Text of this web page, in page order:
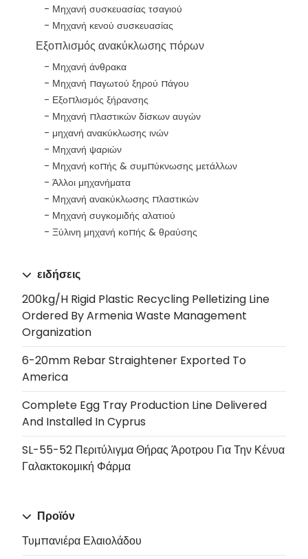
Μηχανή συσκευασίας τσαγιού
Μηχανή κενού συσκευασίας
Εξοπλισμός ανακύκλωσης πόρων
Μηχανή άνθρακα
Μηχανή παγωτού ξηρού πάγου
Εξοπλισμός ξήρανσης
Μηχανή πλαστικών δίσκων αυγών
μηχανή ανακύκλωσης ινών
Μηχανή ψαριών
Μηχανή κοπής & συμπύκνωσης μετάλλων
Άλλοι μηχανήματα
Μηχανή ανακύκλωσης πλαστικών
Μηχανή συγκομιδής αλατιού
Ξύλινη μηχανή κοπής & θραύσης
ειδήσεις
200kg/h Rigid Plastic Recycling Pelletizing Line
Ordered By Armenia Waste Management
Organization
6-20mm Rebar Straightener Exported To
America
Complete Egg Tray Production Line Delivered
And Installed In Cyprus
SL-55-52 Περιτύλιγμα Θήρας Άροτρου Για Την Κένυα
Γαλακτοκομική Φάρμα
Προϊόν
Τυμπανιέρα Ελαιολάδου